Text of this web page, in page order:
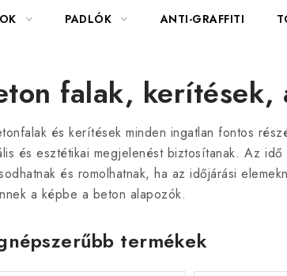
PADLÓK ANTI-GRAFFITI
falak, kerítések,
és kerítések minden ingatlan fontos
és esztétikai megjelenést biztosítanak. Az
és romolhatnak, ha az időjárási
a képbe a beton alapozók.
termékek